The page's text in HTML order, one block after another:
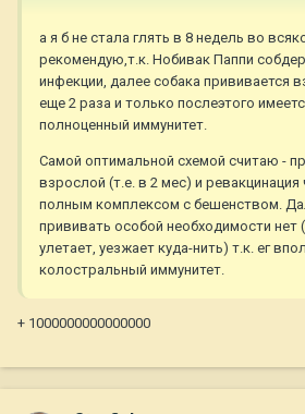
а я б не стала глять в 8 недель во
рекомендую,т.к. Нобивак Паппи
инфекции, далее собака прививается
еще 2 раза и только послеэтого
полноценный иммунитет.
Самой оптимальной схемой считаю -
взрослой (т.е. в 2 мес) и ревакцинация
полным комплексом с бешенством.
прививать особой необходимости нет
улетает, уезжает куда-нить) т.к. ег
колостральный иммунитет.
+ 1000000000000000